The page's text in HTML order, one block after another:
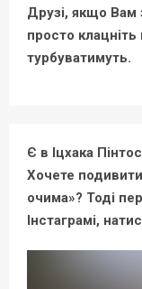
Друзі, якщо Вам
просто
турбуватимуть.
Є в Іцхака
Хочете
очима»? Тоді
Інстаграмі,